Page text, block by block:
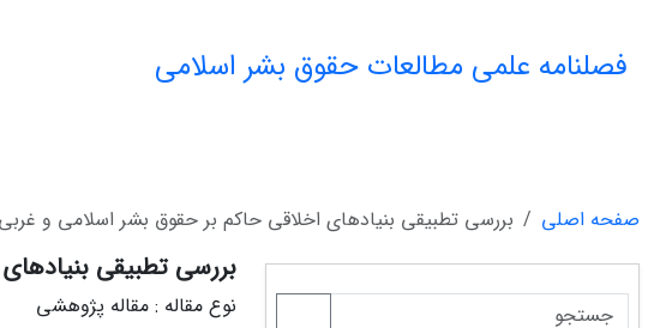
فصلنامه علمی مطالعات حقوق بشر اسلامی
صفحه اصلی بررسی تطبیقی بنیادهای اخلاقی حاکم بر حقوق بشر اسلامی و غربی
بررسی تطبیقی
نوع مقاله : مقاله پژوهشی